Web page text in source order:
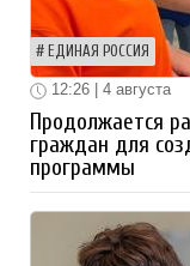
ЕДИНАЯ РОССИЯ
12:26 | 4 августа
Продолжается
граждан для
программы